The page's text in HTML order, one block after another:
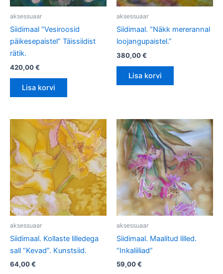
aksessuaar
Siidimaal “Vesiroosid
päikesepaistel” Täissiidist
rätik.
420,00€
Lisa korvi
aksessuaar
Siidimaal. “Näkk mererannal
loojangupaistel.”
380,00€
Lisa korvi
aksessuaar
Siidimaal. Kollaste lilledega
sall “Kevad”. Kunstsiid.
64,00€
aksessuaar
Siidimaal. Maalitud lilled.
“Inkaliiliad”
59,00€